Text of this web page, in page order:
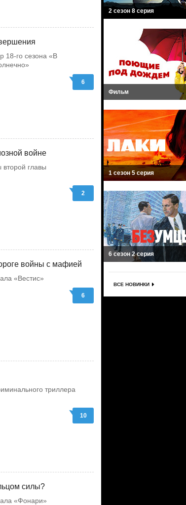
18-го сезона «В
6
войне
главы
2
войны с мафией
«Вестис»
6
триллера
10
силы?
«Фонари»
2 сезон 8 серия
Фильм
1 сезон 5 серия
6 сезон 2 серия
ВСЕ НОВИНКИ